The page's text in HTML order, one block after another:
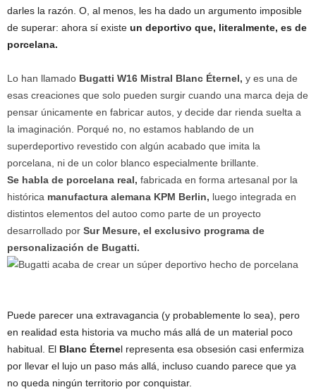
darles la razón. O, al menos, les ha dado un argumento imposible
de superar: ahora sí existe un deportivo que, literalmente, es de
porcelana.
Lo han llamado Bugatti W16 Mistral Blanc Éternel, y es una de
esas creaciones que solo pueden surgir cuando una marca deja de
pensar únicamente en fabricar autos, y decide dar rienda suelta a
la imaginación. Porqué no, no estamos hablando de un
superdeportivo revestido con algún acabado que imita la
porcelana, ni de un color blanco especialmente brillante.
Se habla de porcelana real, fabricada en forma artesanal por la
histórica manufactura alemana KPM Berlin, luego integrada en
distintos elementos del autoo como parte de un proyecto
desarrollado por Sur Mesure, el exclusivo programa de
personalización de Bugatti.
Puede parecer una extravagancia (y probablemente lo sea), pero
en realidad esta historia va mucho más allá de un material poco
habitual. El Blanc Éternel representa esa obsesión casi enfermiza
por llevar el lujo un paso más allá, incluso cuando parece que ya
no queda ningún territorio por conquistar.